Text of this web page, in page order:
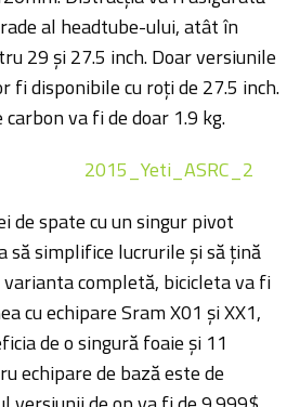
al headtube-ului, atât în
29 și 27.5 inch. Doar versiunile
fi disponibile cu roți de 27.5 inch.
va fi de doar 1.9 kg.
de spate cu un singur pivot
să simplifice lucrurile și să țină
completă, bicicleta va fi
cu echipare Sram X01 și XX1,
de o singură foaie și 11
echipare de bază este de